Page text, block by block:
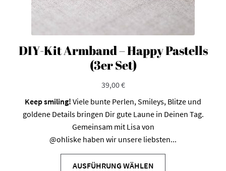
DIY-Kit Armband – Happy Pastells
(3er Set)
39,00€
Keep smiling! Viele bunte Perlen, Smileys, Blitze und
goldene Details bringen Dir gute Laune in Deinen Tag.
Gemeinsam mit Lisa von
@ohliske haben wir unsere liebsten...
AUSFÜHRUNG WÄHLEN